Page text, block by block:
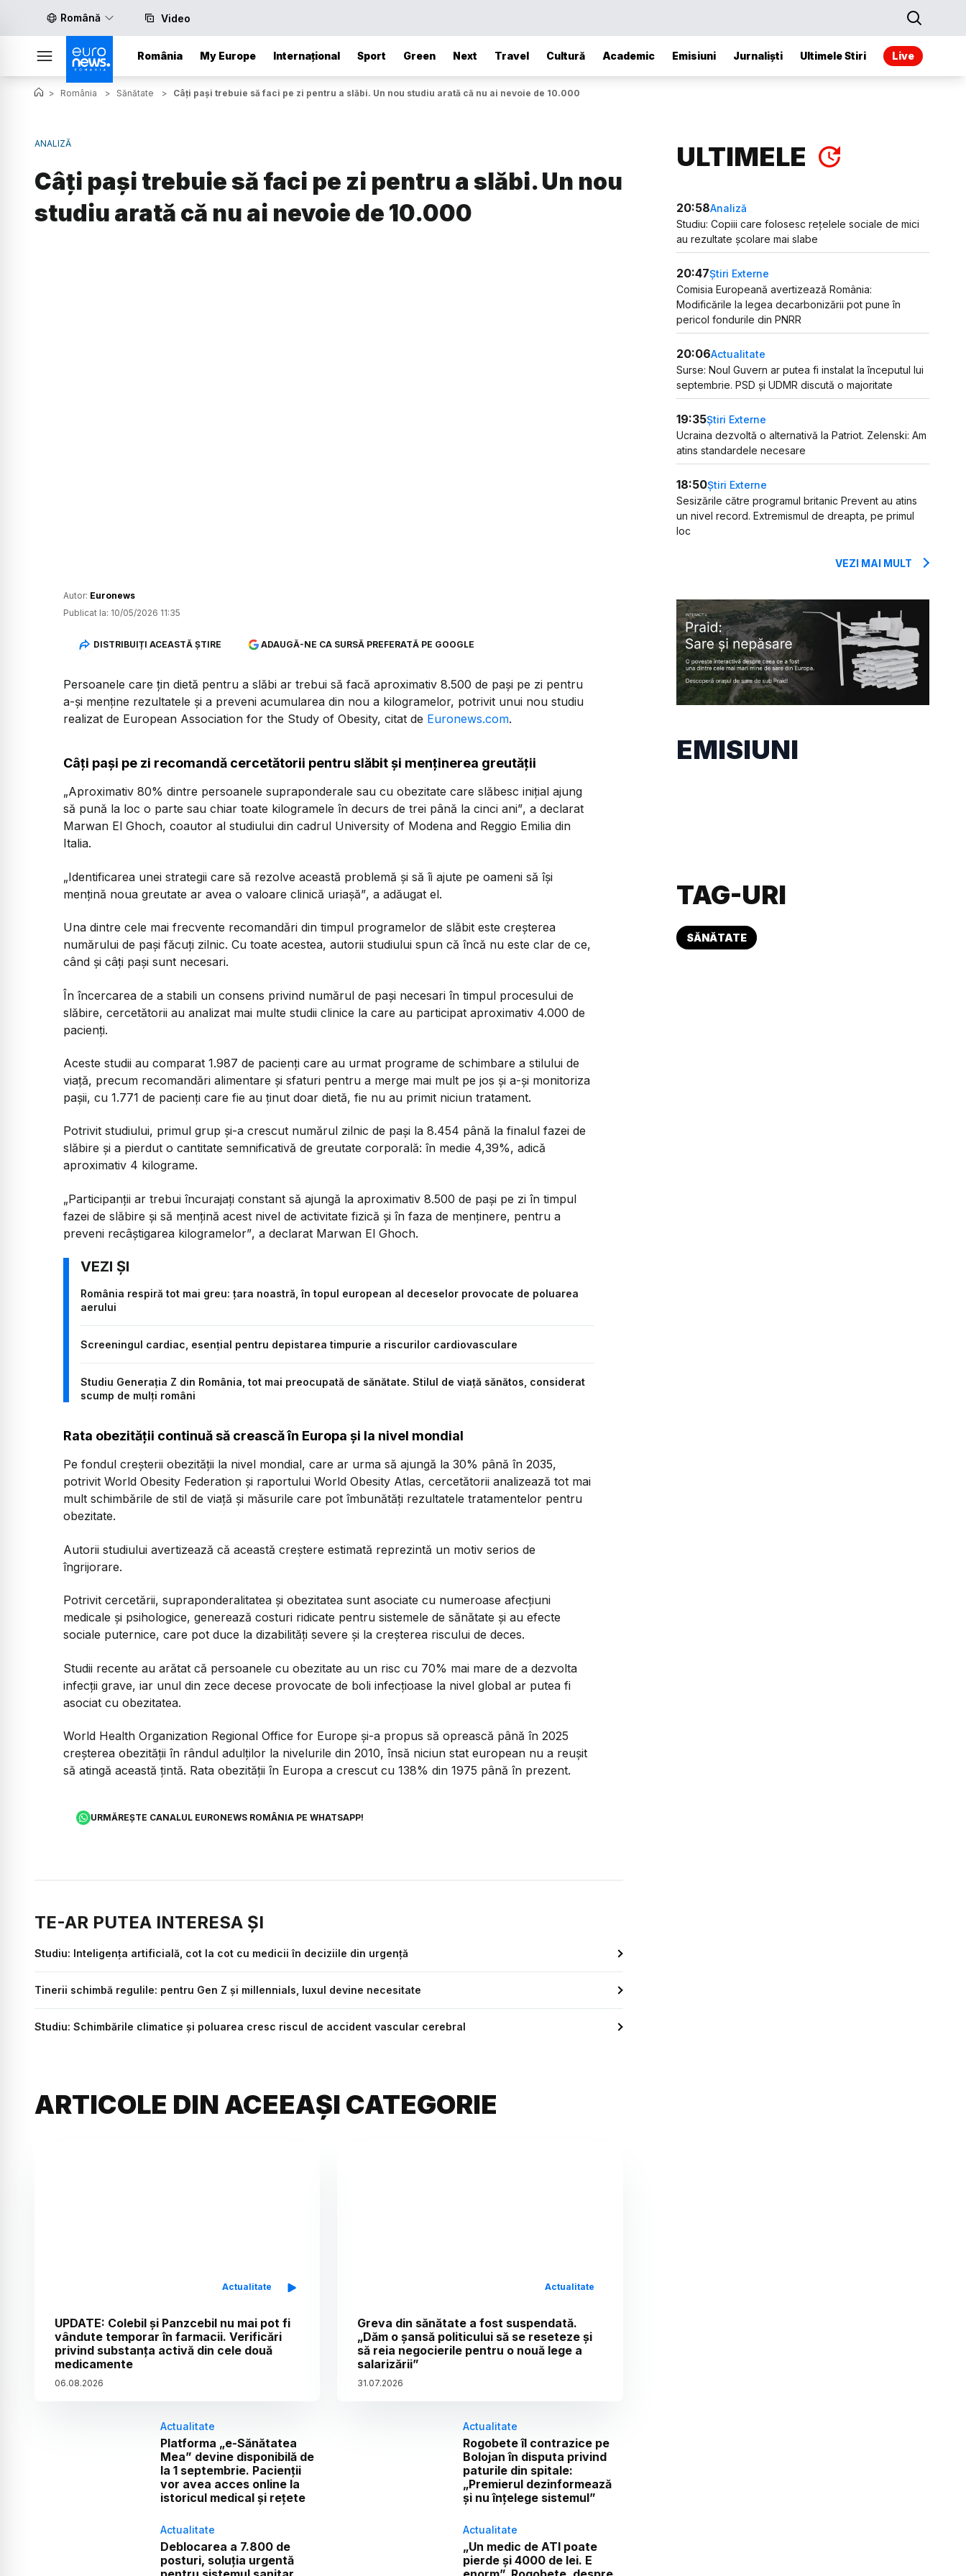
Română Video
România My Europe Internațional Sport Green Next Travel Cultură Academic Emisiuni Jurnaliști Ultimele Stiri Live
> România > Sănătate > Câți pași trebuie să faci pe zi pentru a slăbi. Un nou studiu arată că nu ai nevoie de 10.000
ANALIZĂ
Câți pași trebuie să faci pe zi pentru a slăbi. Un nou
studiu arată că nu ai nevoie de 10.000
Autor: Euronews
Publicat la: 10/05/2026 11:35
DISTRIBUIȚI ACEASTĂ ȘTIRE ADAUGĂ-NE CA SURSĂ PREFERATĂ PE GOOGLE
Persoanele care țin dietă pentru a slăbi ar trebui să facă aproximativ 8.500 de pași pe zi pentru
a-și menține rezultatele și a preveni acumularea din nou a kilogramelor, potrivit unui nou studiu
realizat de European Association for the Study of Obesity, citat de Euronews.com.
Câți pași pe zi recomandă cercetătorii pentru slăbit și menținerea greutății
„Aproximativ 80% dintre persoanele supraponderale sau cu obezitate care slăbesc inițial ajung
să pună la loc o parte sau chiar toate kilogramele în decurs de trei până la cinci ani”, a declarat
Marwan El Ghoch, coautor al studiului din cadrul University of Modena and Reggio Emilia din
Italia.
„Identificarea unei strategii care să rezolve această problemă și să îi ajute pe oameni să își
mențină noua greutate ar avea o valoare clinică uriașă”, a adăugat el.
Una dintre cele mai frecvente recomandări din timpul programelor de slăbit este creșterea
numărului de pași făcuți zilnic. Cu toate acestea, autorii studiului spun că încă nu este clar de ce,
când și câți pași sunt necesari.
În încercarea de a stabili un consens privind numărul de pași necesari în timpul procesului de
slăbire, cercetătorii au analizat mai multe studii clinice la care au participat aproximativ 4.000 de
pacienți.
Aceste studii au comparat 1.987 de pacienți care au urmat programe de schimbare a stilului de
viață, precum recomandări alimentare și sfaturi pentru a merge mai mult pe jos și a-și monitoriza
pașii, cu 1.771 de pacienți care fie au ținut doar dietă, fie nu au primit niciun tratament.
Potrivit studiului, primul grup și-a crescut numărul zilnic de pași la 8.454 până la finalul fazei de
slăbire și a pierdut o cantitate semnificativă de greutate corporală: în medie 4,39%, adică
aproximativ 4 kilograme.
„Participanții ar trebui încurajați constant să ajungă la aproximativ 8.500 de pași pe zi în timpul
fazei de slăbire și să mențină acest nivel de activitate fizică și în faza de menținere, pentru a
preveni recâștigarea kilogramelor”, a declarat Marwan El Ghoch.
România respiră tot mai greu: țara noastră, în topul european al deceselor provocate de poluarea
aerului
Screeningul cardiac, esențial pentru depistarea timpurie a riscurilor cardiovasculare
Studiu Generația Z din România, tot mai preocupată de sănătate. Stilul de viață sănătos, considerat
scump de mulți români
Rata obezității continuă să crească în Europa și la nivel mondial
Pe fondul creșterii obezității la nivel mondial, care ar urma să ajungă la 30% până în 2035,
potrivit World Obesity Federation și raportului World Obesity Atlas, cercetătorii analizează tot mai
mult schimbările de stil de viață și măsurile care pot îmbunătăți rezultatele tratamentelor pentru
obezitate.
Autorii studiului avertizează că această creștere estimată reprezintă un motiv serios de
îngrijorare.
Potrivit cercetării, supraponderalitatea și obezitatea sunt asociate cu numeroase afecțiuni
medicale și psihologice, generează costuri ridicate pentru sistemele de sănătate și au efecte
sociale puternice, care pot duce la dizabilități severe și la creșterea riscului de deces.
Studii recente au arătat că persoanele cu obezitate au un risc cu 70% mai mare de a dezvolta
infecții grave, iar unul din zece decese provocate de boli infecțioase la nivel global ar putea fi
asociat cu obezitatea.
World Health Organization Regional Office for Europe și-a propus să oprească până în 2025
creșterea obezității în rândul adulților la nivelurile din 2010, însă niciun stat european nu a reușit
să atingă această țintă. Rata obezității în Europa a crescut cu 138% din 1975 până în prezent.
URMĂREȘTE CANALUL EURONEWS ROMÂNIA PE WHATSAPP!
TE-AR PUTEA INTERESA ȘI
Studiu: Inteligența artificială, cot la cot cu medicii în deciziile din urgență
Tinerii schimbă regulile: pentru Gen Z și millennials, luxul devine necesitate
Studiu: Schimbările climatice și poluarea cresc riscul de accident vascular cerebral
ARTICOLE DIN ACEEAȘI CATEGORIE
Actualitate
UPDATE: Colebil și Panzcebil nu mai pot fi
vândute temporar în farmacii. Verificări
privind substanța activă din cele două
medicamente
06.08.2026
Actualitate
Greva din sănătate a fost suspendată.
„Dăm o șansă politicului să se reseteze și
să reia negocierile pentru o nouă lege a
salarizării”
31.07.2026
Actualitate
Platforma „e-Sănătatea
Mea” devine disponibilă de
la 1 septembrie. Pacienții
vor avea acces online la
istoricul medical și rețete
Actualitate
Rogobete îl contrazice pe
Bolojan în disputa privind
paturile din spitale:
„Premierul dezinformează
și nu înțelege sistemul”
Actualitate
Deblocarea a 7.800 de
posturi, soluția urgentă
Actualitate
„Un medic de ATI poate
pierde și 4000 de lei. E
ULTIMELE
20:58Analiză
Studiu: Copiii care folosesc rețelele sociale de mici
au rezultate școlare mai slabe
20:47Știri Externe
Comisia Europeană avertizează România:
Modificările la legea decarbonizării pot pune în
pericol fondurile din PNRR
20:06Actualitate
Surse: Noul Guvern ar putea fi instalat la începutul lui
septembrie. PSD și UDMR discută o majoritate
19:35Știri Externe
Ucraina dezvoltă o alternativă la Patriot. Zelenski: Am
atins standardele necesare
18:50Știri Externe
Sesizările către programul britanic Prevent au atins
un nivel record. Extremismul de dreapta, pe primul
loc
VEZI MAI MULT
EMISIUNI
TAG-URI
SĂNĂTATE